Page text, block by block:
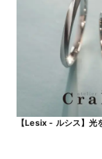
【Lesix - ルシス】光